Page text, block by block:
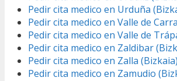
Pedir cita medico en Urduña
Pedir cita medico en Valle de
Pedir cita medico en Valle de
Pedir cita medico en Zaldibar
Pedir cita medico en Zalla (Bizkaia)
Pedir cita medico en Zamudio